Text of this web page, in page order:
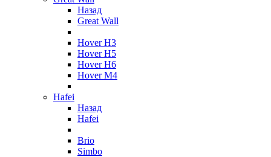
Назад
Great Wall
Hover H3
Hover H5
Hover H6
Hover M4
Hafei
Назад
Hafei
Brio
Simbo